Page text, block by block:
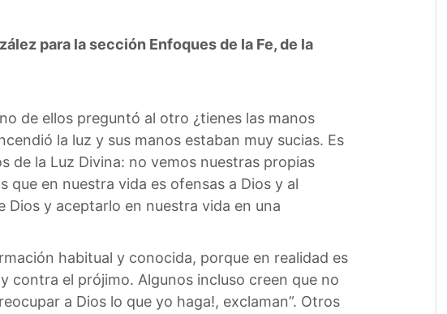
para la sección Enfoques de la Fe, de la
de ellos preguntó al otro ¿tienes las manos
la luz y sus manos estaban muy sucias. Es
de la Luz Divina: no vemos nuestras propias
que en nuestra vida es ofensas a Dios y al
Dios y aceptarlo en nuestra vida en una
habitual y conocida, porque en realidad es
contra el prójimo. Algunos incluso creen que no
a Dios lo que yo haga!, exclaman”. Otros